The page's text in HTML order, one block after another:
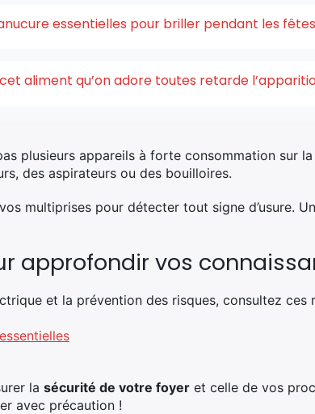
essentielles pour briller pendant les fêtes
aliment qu’on adore toutes retarde
plusieurs appareils à forte consommation sur
des aspirateurs ou des bouilloires.
multiprises pour détecter tout signe d’usure.
approfondir vos
et la prévention des risques, consultez ces
la sécurité de votre foyer et celle de vos
avec précaution !